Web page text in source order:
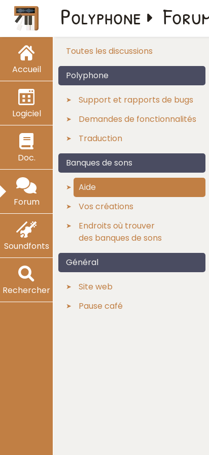
Accueil
Logiciel
Doc.
Forum
Soundfonts
Rechercher
Polyphone
Toutes les discussions
Polyphone
Support et rapports de bugs
Demandes de fonctionnalités
Traduction
Banques de sons
Aide
Vos créations
Endroits où trouver
des banques de sons
Général
Site web
Pause café